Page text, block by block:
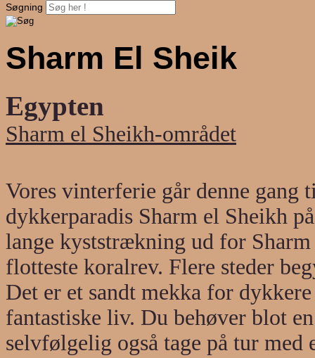
Søgning
Sharm El Sheik
Egypten
Sharm el Sheikh-området
Vores vinterferie går denne gang
dykkerparadis Sharm el Sheikh
lange kyststrækning ud for
flotteste koralrev. Flere steder
Det er et sandt mekka for
fantastiske liv. Du behøver blot
selvfølgelig også tage på tur med